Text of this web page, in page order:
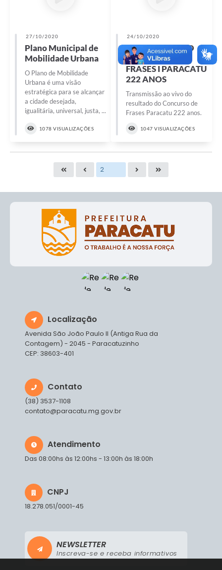
27/10/2020
Plano Municipal de
Mobilidade Urbana
O Plano de Mobilidade
Urbana é uma visão
estratégica para se alcançar
a cidade desejada,
igualitária, universal, justa, ...
1078 VISUALIZAÇÕES
24/10/2020
LIVE RESULTADO
CONCURSO DE
FRASES I PARACATU
222 ANOS
Transmissão ao vivo do
resultado do Concurso de
Frases Paracatu 222 anos.
1047 VISUALIZAÇÕES
Localização
Avenida São João Paulo II (Antiga Rua da
Contagem) - 2045 - Paracatuzinho
CEP: 38603-401
Contato
(38) 3537-1108
contato@paracatu.mg.gov.br
Atendimento
Das 08:00hs às 12:00hs - 13:00h às 18:00h
CNPJ
18.278.051/0001-45
NEWSLETTER
Inscreva-se e receba informativos